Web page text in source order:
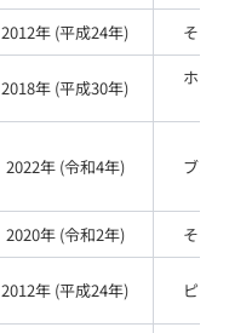
2012年 (平成24年) その他
2018年 (平成30年)
ホワ
2022年 (令和4年) ブルー
2020年 (令和2年) その他
2012年 (平成24年) ピンク